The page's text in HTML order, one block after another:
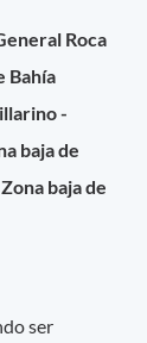
Roca
Bahía
-
baja de
baja de
ser